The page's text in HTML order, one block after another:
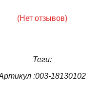
(Нет отзывов)
Теги:
:003-18130102